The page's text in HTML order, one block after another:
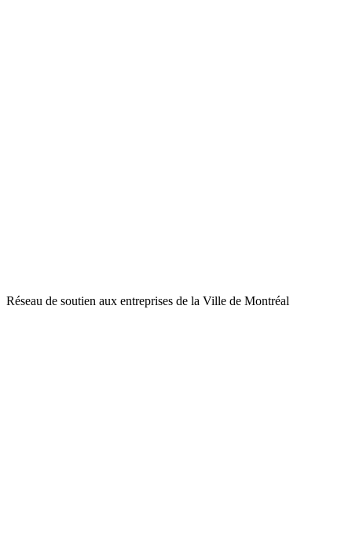
Réseau de soutien aux entreprises de la Ville de Montréal